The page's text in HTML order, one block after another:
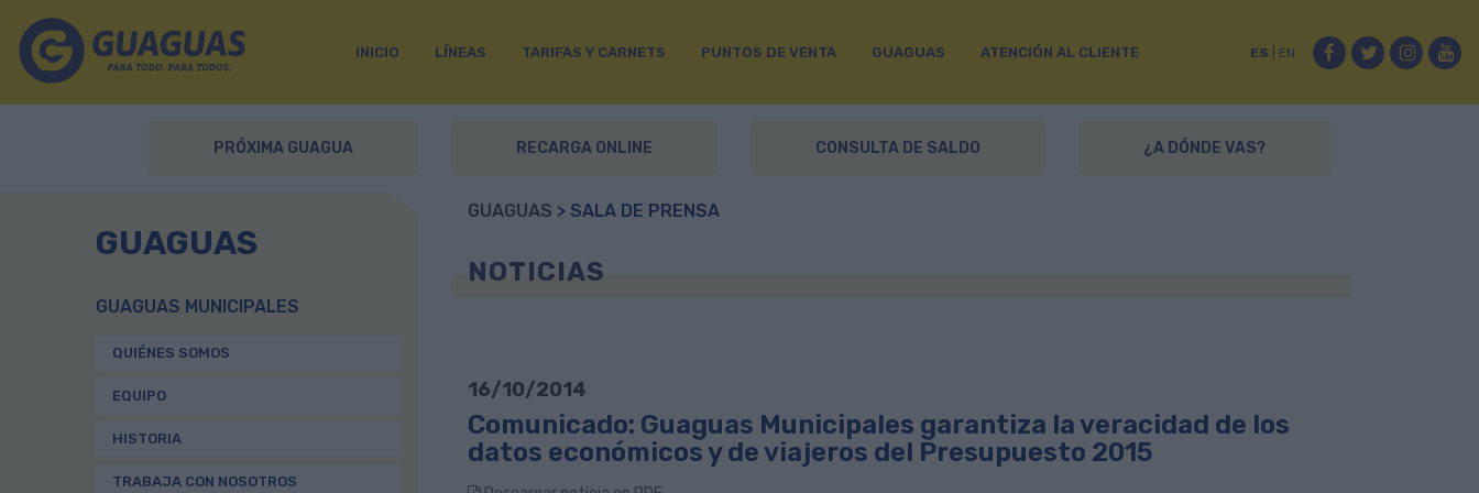
INICIO LÍNEAS TARIFAS Y CARNETS PUNTOS DE VENTA GUAGUAS ATENCIÓN AL CLIENTE Facebook
Twitter
ES EN
PRÓXIMA GUAGUA RECARGA ONLINE CONSULTA DE SALDO ¿A DÓNDE VAS?
GUAGUAS
GUAGUAS MUNICIPALES
QUIÉNES SOMOS
EQUIPO
HISTORIA
TRABAJA CON NOSOTROS
GUAGUAS > SALA DE PRENSA
NOTICIAS
16/10/2014
Comunicado: Guaguas Municipales garantiza la veracidad de los
datos económicos y de viajeros del Presupuesto 2015